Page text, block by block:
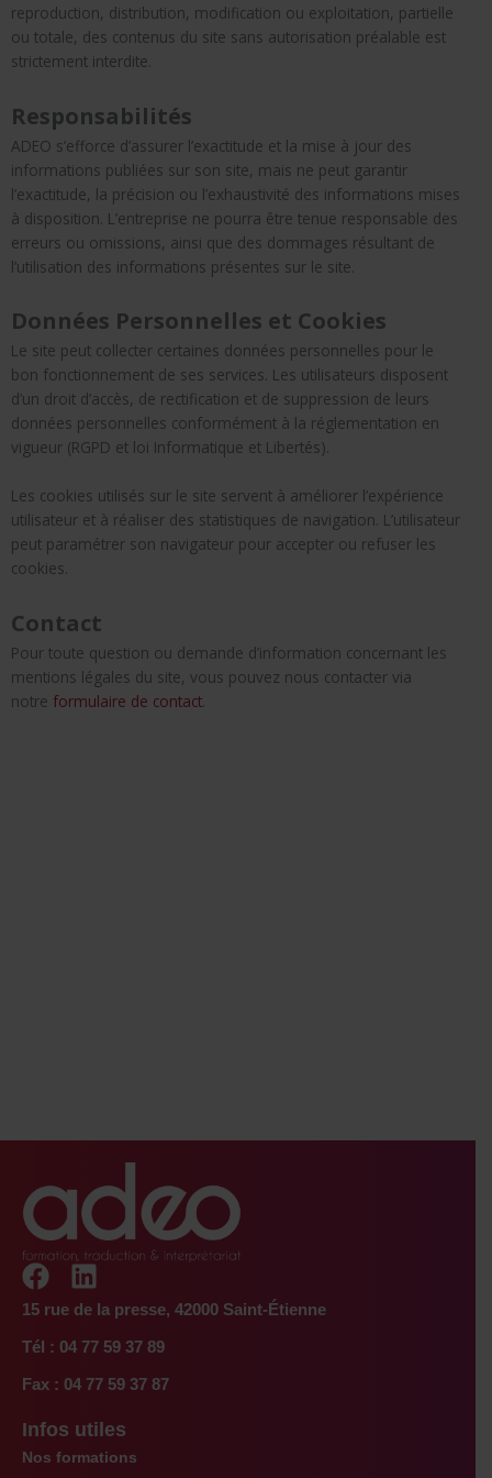
reproduction, distribution, modification ou exploitation, partielle
ou totale, des contenus du site sans autorisation préalable est
strictement interdite.
Responsabilités
ADEO s’efforce d’assurer l’exactitude et la mise à jour des
informations publiées sur son site, mais ne peut garantir
l’exactitude, la précision ou l’exhaustivité des informations mises
à disposition. L’entreprise ne pourra être tenue responsable des
erreurs ou omissions, ainsi que des dommages résultant de
l’utilisation des informations présentes sur le site.
Données Personnelles et Cookies
Le site peut collecter certaines données personnelles pour le
bon fonctionnement de ses services. Les utilisateurs disposent
d’un droit d’accès, de rectification et de suppression de leurs
données personnelles conformément à la réglementation en
vigueur (RGPD et loi Informatique et Libertés).
Les cookies utilisés sur le site servent à améliorer l’expérience
utilisateur et à réaliser des statistiques de navigation. L’utilisateur
peut paramétrer son navigateur pour accepter ou refuser les
cookies.
Contact
Pour toute question ou demande d’information concernant les
mentions légales du site, vous pouvez nous contacter via
notre formulaire de contact.
F
a
c
e
b
o
o
k
L
i
k
e
d
i
n
15 rue de la presse, 42000 Saint-Étienne
Tél : 04 77 59 37 89
Fax : 04 77 59 37 87
Infos utiles
Nos formations